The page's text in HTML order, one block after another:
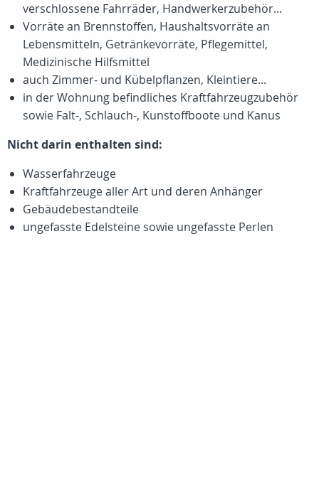
verschlossene Fahrräder, Handwerkerzubehör...
Vorräte an Brennstoffen, Haushaltsvorräte an
Lebensmitteln, Getränkevorräte, Pflegemittel,
Medizinische Hilfsmittel
auch Zimmer- und Kübelpflanzen, Kleintiere...
in der Wohnung befindliches Kraftfahrzeugzubehör
sowie Falt-, Schlauch-, Kunstoffboote und Kanus
Nicht darin enthalten sind:
Wasserfahrzeuge
Kraftfahrzeuge aller Art und deren Anhänger
Gebäudebestandteile
ungefasste Edelsteine sowie ungefasste Perlen